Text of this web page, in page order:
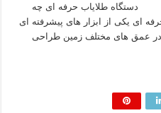
طلایاب حرفه ای چه
طلایاب حرفه‌ ای یکی از ابزار های پیشرفته‌ ای
عمق‌ های مختلف زمین طراحی